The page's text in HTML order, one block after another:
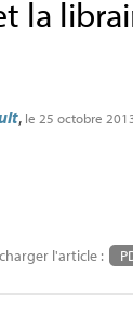
la
, le 25 octobre
l'article :